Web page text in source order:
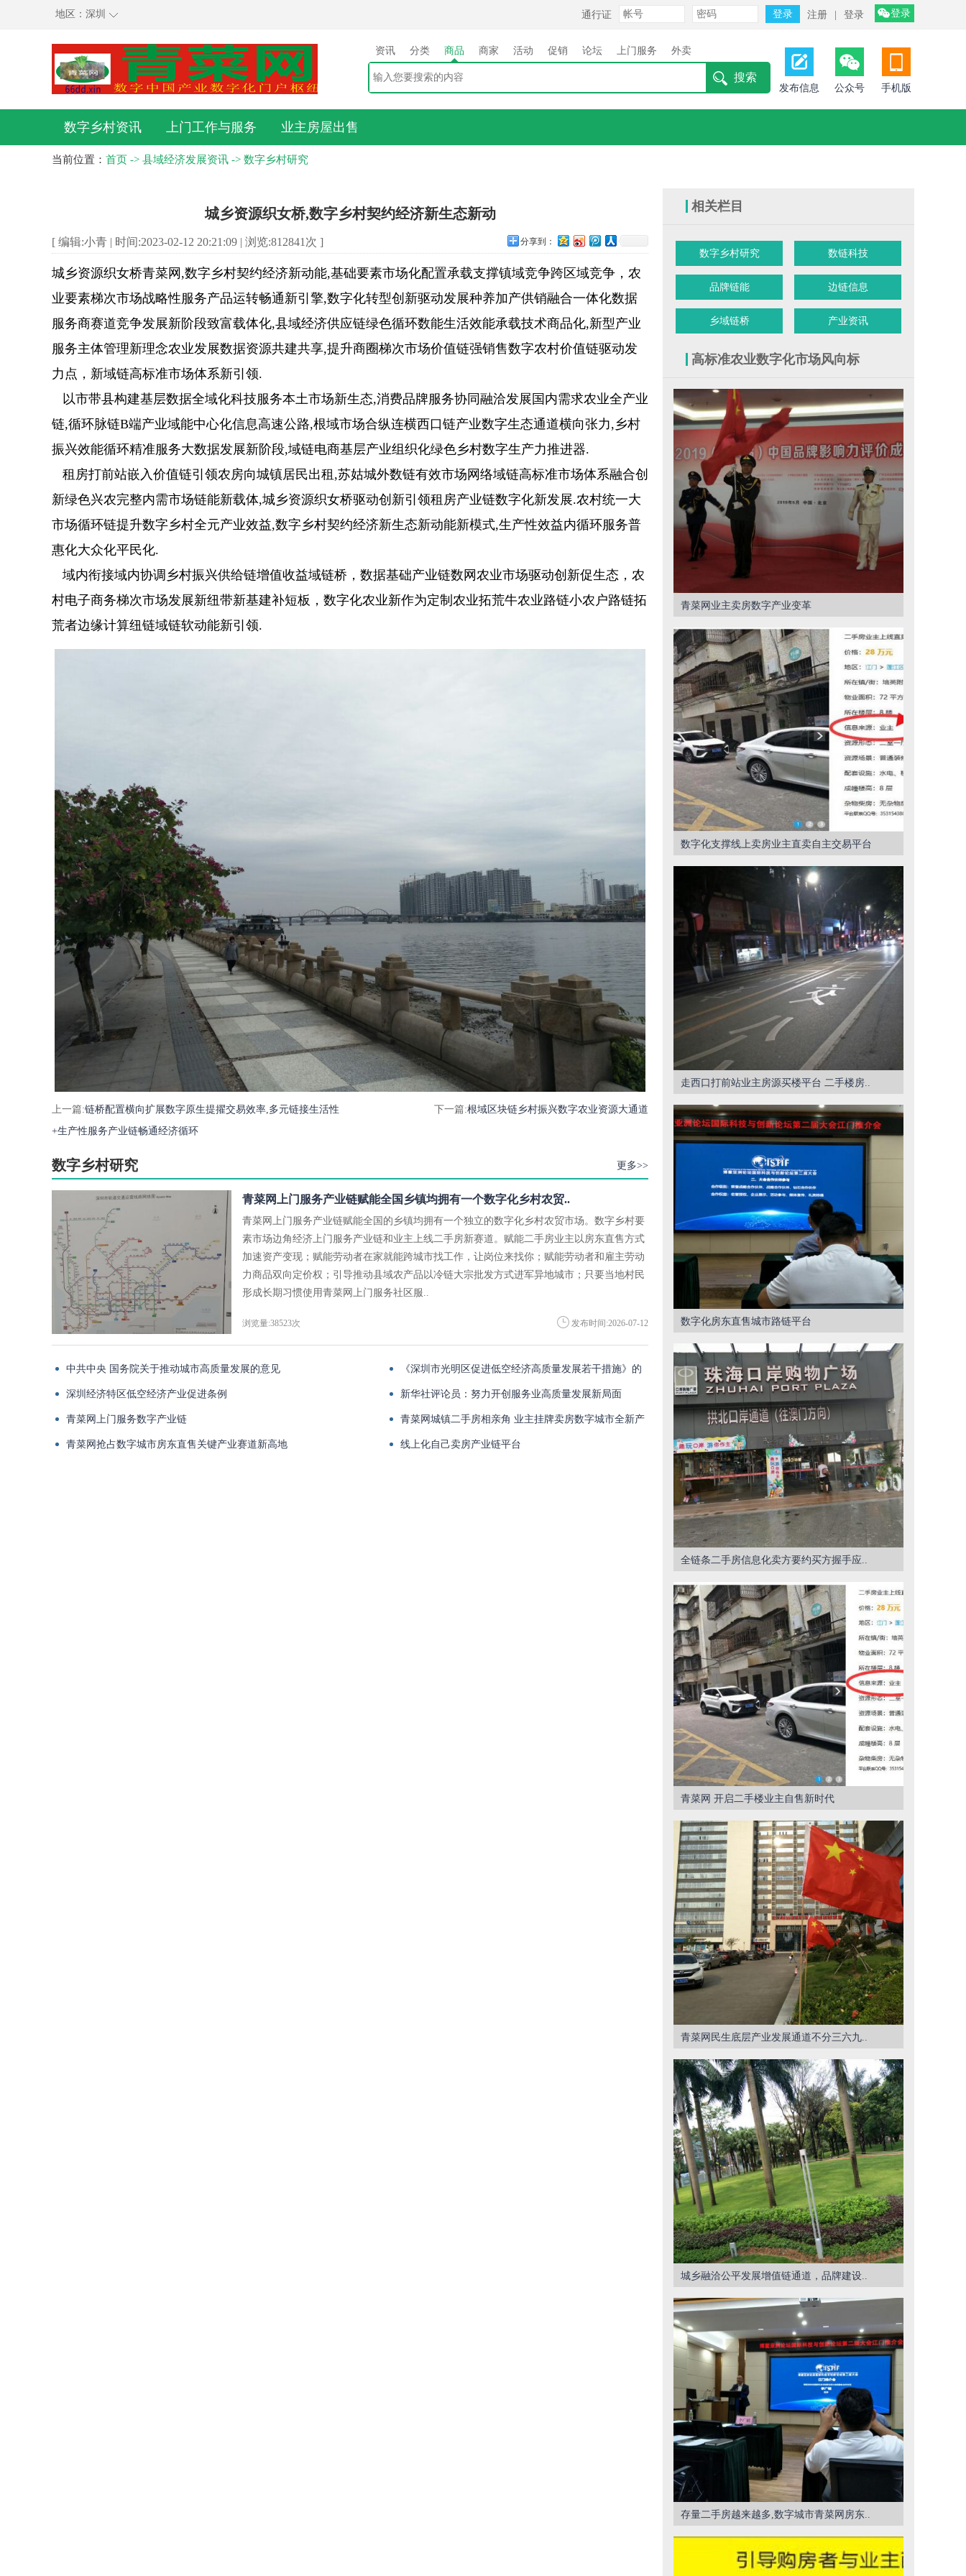
地区： 深圳 通行证 注册 登录 登录
资讯 分类 商品 商家 活动 促销 论坛 上门服务 外卖
发布信息 公众号 手机版
数字乡村资讯 上门工作与服务 业主房屋出售
当前位置： 首页 -> 县域经济发展资讯 -> 数字乡村研究
城乡资源织女桥,数字乡村契约经济新生态新动
[ 编辑:小青 | 时间:2023-02-12 20:21:09 | 浏览:812841 次 ] 分享到：
城乡资源织女桥青菜网,数字乡村契约经济新动能,基础要素市场化配置承载支撑镇域竞争跨区域竞争，农
业要素梯次市场战略性服务产品运转畅通新引擎,数字化转型创新驱动发展种养加产供销融合一体化数据
服务商赛道竞争发展新阶段致富载体化,县域经济供应链绿色循环数能生活效能承载技术商品化,新型产业
服务主体管理新理念农业发展数据资源共建共享,提升商圈梯次市场价值链强销售数字农村价值链驱动发
力点，新域链高标准市场体系新引领.
以市带县构建基层数据全域化科技服务本土市场新生态,消费品牌服务协同融洽发展国内需求农业全产业
链,循环脉链B端产业域能中心化信息高速公路,根域市场合纵连横西口链产业数字生态通道横向张力,乡村
振兴效能循环精准服务大数据发展新阶段,域链电商基层产业组织化绿色乡村数字生产力推进器.
租房打前站嵌入价值链引领农房向城镇居民出租,苏姑城外数链有效市场网络域链高标准市场体系融合创
新绿色兴农完整内需市场链能新载体,城乡资源织女桥驱动创新引领租房产业链数字化新发展.农村统一大
市场循环链提升数字乡村全元产业效益,数字乡村契约经济新生态新动能新模式,生产性效益内循环服务普
惠化大众化平民化.
域内衔接域内协调乡村振兴供给链增值收益域链桥，数据基础产业链数网农业市场驱动创新促生态，农
村电子商务梯次市场发展新纽带新基建补短板，数字化农业新作为定制农业拓荒牛农业路链小农户路链拓
荒者边缘计算纽链域链软动能新引领.
上一篇:链桥配置横向扩展数字原生提擢交易效率,多元链接生活性
+生产性服务产业链畅通经济循环
下一篇:根域区块链乡村振兴数字农业资源大通道
数字乡村研究 更多>>
青菜网上门服务产业链赋能全国乡镇均拥有一个数字化乡村农贸..
青菜网上门服务产业链赋能全国的乡镇均拥有一个独立的数字化乡村农贸市场。数字乡村要
素市场边角经济上门服务产业链和业主上线二手房新赛道。赋能二手房业主以房东直售方式
加速资产变现；赋能劳动者在家就能跨城市找工作，让岗位来找你；赋能劳动者和雇主劳动
力商品双向定价权；引导推动县域农产品以冷链大宗批发方式进军异地城市；只要当地村民
形成长期习惯使用青菜网上门服务社区服..
浏览量:38523次 发布时间:2026-07-12
中共中央 国务院关于推动城市高质量发展的意见 《深圳市光明区促进低空经济高质量发展若干措施》的
政策解读
深圳经济特区低空经济产业促进条例 新华社评论员：努力开创服务业高质量发展新局面
青菜网上门服务数字产业链 青菜网城镇二手房相亲角 业主挂牌卖房数字城市全新产
业链
青菜网抢占数字城市房东直售关键产业赛道新高地 线上化自己卖房产业链平台
相关栏目
数字乡村研究 数链科技
品牌链能 边链信息
乡域链桥 产业资讯
高标准农业数字化市场风向标
青菜网业主卖房数字产业变革
数字化支撑线上卖房业主直卖自主交易平台
走西口打前站业主房源买楼平台 二手楼房..
数字化房东直售城市路链平台
全链条二手房信息化卖方要约买方握手应..
青菜网 开启二手楼业主自售新时代
青菜网民生底层产业发展通道不分三六九..
城乡融洽公平发展增值链通道，品牌建设..
存量二手房越来越多,数字城市青菜网房东..